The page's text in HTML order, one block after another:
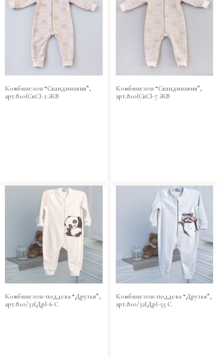
Комбинезон “Скандинавия”,
арт.810(СкС)-2 ЖВ
Комбинезон “Скандинавия”,
арт.810(СкС)-7 ЖВ
Комбинезон-поддева “Друзья”,
арт.810/32(Др)-6 С
Комбинезон-поддева “Друзья”,
арт.810/32(Др)-55 С